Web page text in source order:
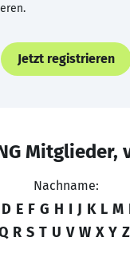
Jetzt registrieren
Mitglieder,
Nachname:
D E F G H I J K L M
R S T U V W X Y Z